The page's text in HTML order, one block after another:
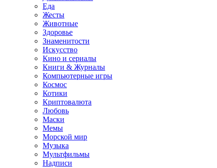
Еда
Жесты
Животные
Здоровье
Знаменитости
Искусство
Кино и сериалы
Книги & Журналы
Компьютерные игры
Космос
Котики
Криптовалюта
Любовь
Маски
Мемы
Морской мир
Музыка
Мультфильмы
Надписи